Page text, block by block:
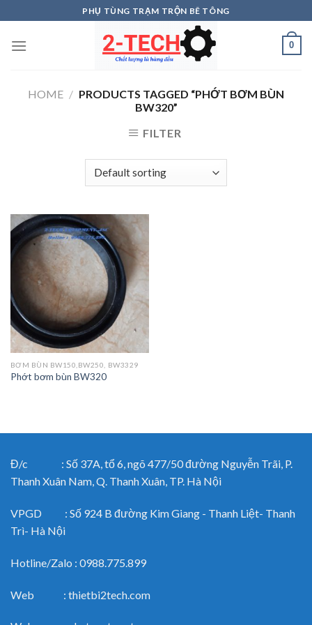
to
content
PHỤ TÙNG TRẠM TRỘN BÊ TÔNG
0
HOME / PRODUCTS TAGGED “PHỚT BƠM BÙN
BW320”
FILTER
BƠM BÙN BW150,BW250, BW3329
Phớt bơm bùn BW320
Đ/c : Số 37A, tổ 6, ngõ 477/50 đường Nguyễn Trãi, P.
Thanh Xuân Nam, Q. Thanh Xuân, TP. Hà Nội
VPGD : Số 924 B đường Kim Giang - Thanh Liệt- Thanh
Trì- Hà Nội
Hotline/Zalo : 0988.775.899
Web : thietbi2tech.com